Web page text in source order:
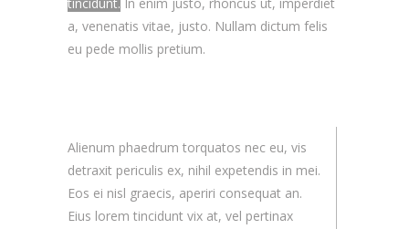
a, venenatis vitae, justo. Nullam dictum felis
eu pede mollis pretium.
Alienum phaedrum torquatos nec eu, vis
detraxit periculis ex, nihil expetendis in mei.
Eos ei nisl graecis, aperiri consequat an.
Eius lorem tincidunt vix at, vel pertinax